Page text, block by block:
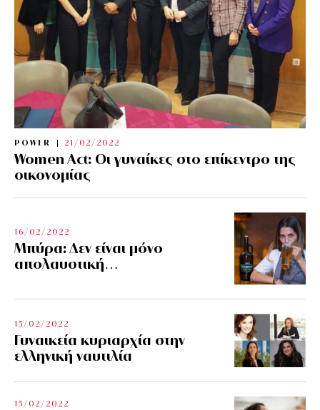
POWER 21/02/2022
Women Act: Οι γυναίκες στο επίκεντρο της
οικονομίας
16/02/2022
Μπύρα: Δεν είναι μόνο
απολαυστική…
15/02/2022
Γυναικεία κυριαρχία στην
ελληνική ναυτιλία
15/02/2022